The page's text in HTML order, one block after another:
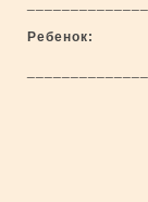
Ребенок: